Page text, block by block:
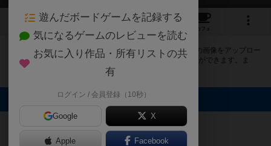
4 1 1
カフェ
ボドゲーマにログインすると、 「たたリテ（Tatarite）」
の画像をアップロー
ド出来たり、他のユーザーの投稿画像に評価を付けることができます。ま
た、トップ6の画像は様々なページで表示されます。
トップに表示される画像
たつきち たつきち
遊んだボードゲームを記録する
気になるゲームのレビューを読む
お気に入り作品・所有リストの共
有
ログイン / 会員登録（10秒）
Google X
Apple Facebook